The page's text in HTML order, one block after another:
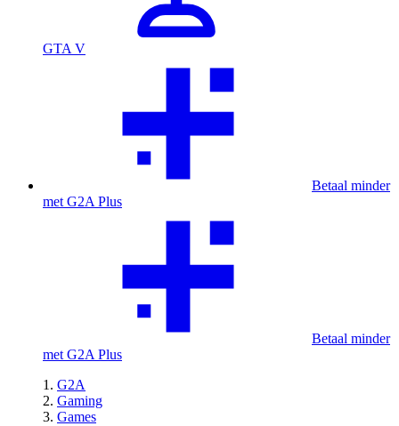
GTA V
Betaal minder
met G2A Plus
Betaal minder
met G2A Plus
G2A
Gaming
Games